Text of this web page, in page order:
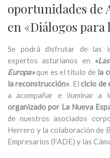
oportunidades de
en «Diálogos
Se podrá disfrutar de las
expertos asturianos en
Europa»que es el título de la
la reconstrucción». Elciclo de
a acompañar e iluminar a
organizado por La Nueva
de nuestros asociados
Herrero y la colaboración de
Empresarios (FADE) y las